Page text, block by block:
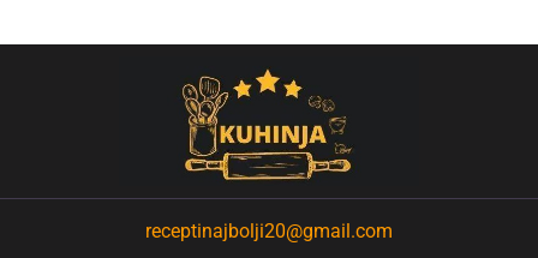
receptinajbolji20@gmail.com